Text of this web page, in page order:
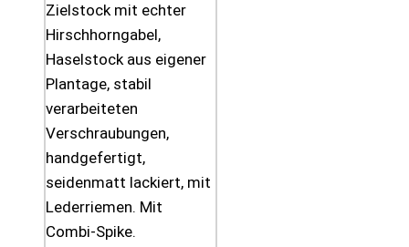
Zielstock mit echter
Hirschhorngabel,
Haselstock aus eigener
Plantage, stabil
verarbeiteten
Verschraubungen,
handgefertigt,
seidenmatt lackiert, mit
Lederriemen. Mit
Combi-Spike.